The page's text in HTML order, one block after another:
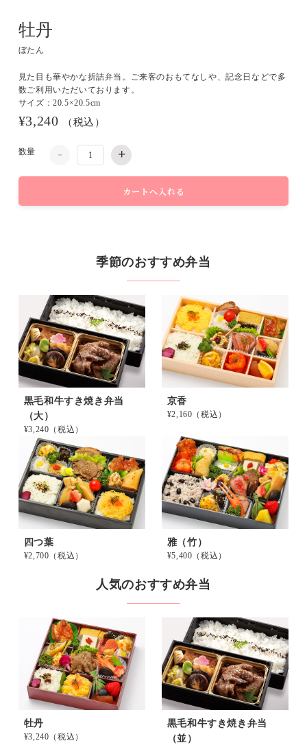
牡丹
ぼたん
見た目も華やかな折詰弁当。ご来客のおもてなしや、記念日などで多
数ご利用いただいております。
サイズ：20.5×20.5cm
¥3,240 （税込）
数量 - +
季節のおすすめ弁当
黒毛和牛すき焼き弁当
（大）
¥3,240 （税込）
京香
¥2,160 （税込）
四つ葉
¥2,700 （税込）
雅（竹）
¥5,400 （税込）
人気のおすすめ弁当
牡丹
¥3,240 （税込）
黒毛和牛すき焼き弁当
（並）